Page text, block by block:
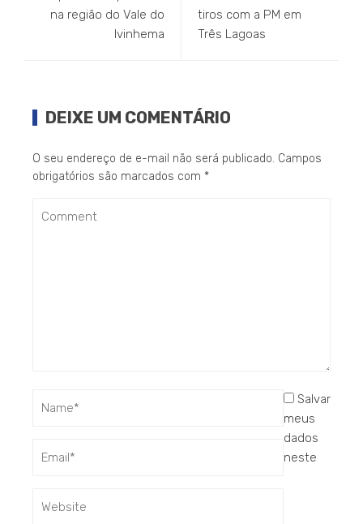
na região do Vale do
Ivinhema
tiros com a PM em
Três Lagoas
DEIXE UM COMENTÁRIO
O seu endereço de e-mail não será publicado. Campos
obrigatórios são marcados com *
Salvar
meus
dados
neste